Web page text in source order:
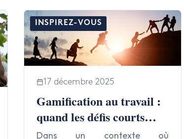
INSPIREZ-VOUS
17 décembre 2025
Gamification au travail :
quand les défis courts
motivent plus que les
Dans un contexte où